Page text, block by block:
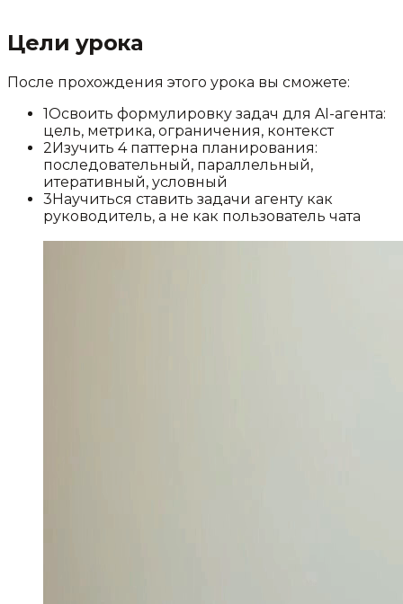
Цели урока
После прохождения этого урока вы сможете:
1Освоить формулировку задач для AI-агента:
цель, метрика, ограничения, контекст
2 Изучить 4 паттерна планирования:
последовательный, параллельный,
итеративный, условный
3 Научиться ставить задачи агенту как
руководитель, а не как пользователь чата